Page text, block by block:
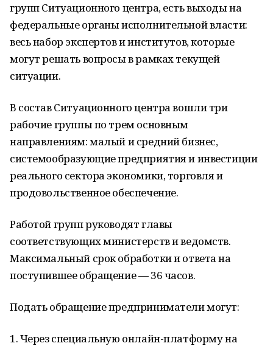
групп Ситуационного центра, есть выходы на
федеральные органы исполнительной власти:
весь набор экспертов и институтов, которые
могут решать вопросы в рамках текущей
ситуации.
В состав Ситуационного центра вошли три
рабочие группы по трем основным
направлениям: малый и средний бизнес,
системообразующие предприятия и инвестиции
реального сектора экономики, торговля и
продовольственное обеспечение.
Работой групп руководят главы
соответствующих министерств и ведомств.
Максимальный срок обработки и ответа на
поступившее обращение — 36 часов.
Подать обращение предприниматели могут:
1. Через специальную онлайн-платформу на